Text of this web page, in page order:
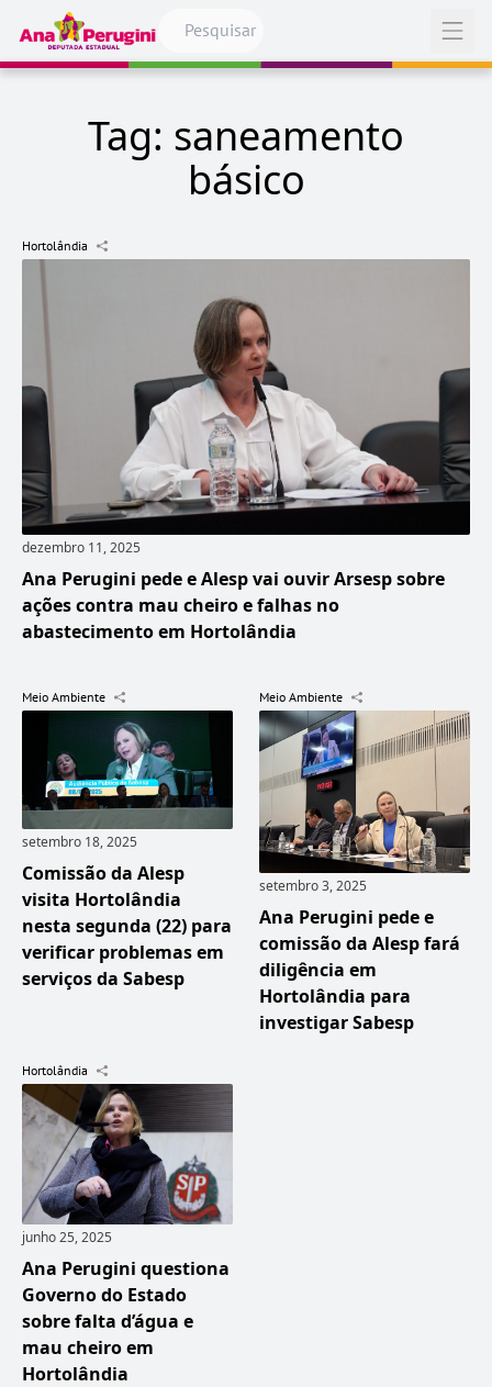
Pular para o conteúdo
Abrir
Tag: saneamento
básico
Hortolândia
dezembro 11, 2025
Ana Perugini pede e Alesp vai ouvir Arsesp sobre
ações contra mau cheiro e falhas no
abastecimento em Hortolândia
Meio Ambiente
setembro 18, 2025
Comissão da Alesp
visita Hortolândia
nesta segunda (22) para
verificar problemas em
serviços da Sabesp
Meio Ambiente
setembro 3, 2025
Ana Perugini pede e
comissão da Alesp fará
diligência em
Hortolândia para
investigar Sabesp
Hortolândia
junho 25, 2025
Ana Perugini questiona
Governo do Estado
sobre falta d’água e
mau cheiro em
Hortolândia